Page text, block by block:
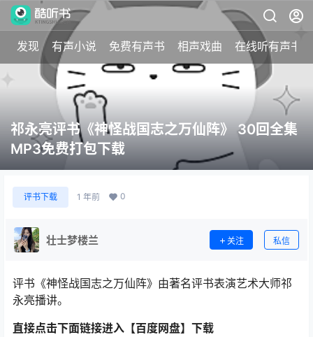
发现 有声小说 免费有声书 相声戏曲 在线听有声书
祁永亮评书《神怪战国志之万仙阵》 30回全集
MP3免费打包下载
评书下载 1 年前 0
壮士梦楼兰 关注 私信
评书《神怪战国志之万仙阵》由著名评书表演艺术大师祁
永亮播讲。
直接点击下面链接进入【百度网盘】下载